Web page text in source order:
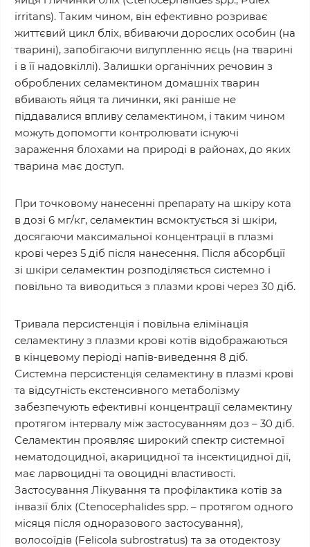
irritans). Таким чином, він ефективно розриває
життєвий цикл бліх, вбиваючи дорослих особин (на
тварині), запобігаючи вилупленню яєць (на тварині
і в її надовкіллі). Залишки органічних речовин з
оброблених селамектином домашніх тварин
вбивають яйця та личинки, які раніше не
піддавалися впливу селамектином, і таким чином
можуть допомогти контролювати існуючі
зараження блохами на природі в районах, до яких
тварина має доступ.
При точковому нанесенні препарату на шкіру кота
в дозі 6 мг/кг, селамектин всмоктується зі шкіри,
досягаючи максимальної концентрації в плазмі
крові через 5 діб після нанесення. Після абсорбції
зі шкіри селамектин розподіляється системно і
повільно та виводиться з плазми крові через 30 діб.
Тривала персистенція і повільна елімінація
селамектину з плазми крові котів відображаються
в кінцевому періоді напів-виведення 8 діб.
Системна персистенція селамектину в плазмі крові
та відсутність екстенсивного метаболізму
забезпечують ефективні концентрації селамектину
протягом інтервалу між застосуванням доз – 30 діб.
Селамектин проявляє широкий спектр системної
нематодоцидної, акарицидної та інсектицидної дії,
має ларвоцидні та овоцидні властивості.
Застосування Лікування та профілактика котів за
інвазії бліх (Ctenocephalides spp. – протягом одного
місяця після одноразового застосування),
волосоїдів (Felicola subrostratus) та за отодектозу